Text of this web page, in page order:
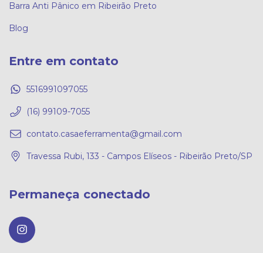
Barra Anti Pânico em Ribeirão Preto
Blog
Entre em contato
5516991097055
(16) 99109-7055
contato.casaeferramenta@gmail.com
Travessa Rubi, 133 - Campos Elíseos - Ribeirão Preto/SP
Permaneça conectado